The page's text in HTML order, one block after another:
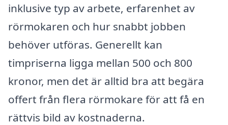
inklusive typ av arbete, erfarenhet av
rörmokaren och hur snabbt jobben
behöver utföras. Generellt kan
timpriserna ligga mellan 500 och 800
kronor, men det är alltid bra att begära
offert från flera rörmokare för att få en
rättvis bild av kostnaderna.